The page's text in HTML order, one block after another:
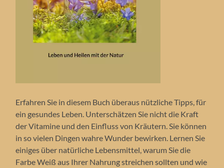
Erfahren Sie in diesem Buch überaus nützliche Tipps, für
ein gesundes Leben. Unterschätzen Sie nicht die Kraft
der Vitamine und den Einfluss von Kräutern. Sie können
in so vielen Dingen wahre Wunder bewirken. Lernen Sie
einiges über natürliche Lebensmittel, warum Sie die
Farbe Weiß aus Ihrer Nahrung streichen sollten und wie